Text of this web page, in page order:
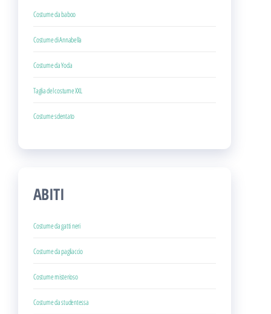
Costume da baboo
Costume di Annabella
Costume da Yoda
Taglia del costume XXL
Costume sdentato
ABITI
Costume da gatti neri
Costume da pagliaccio
Costume misterioso
Costume da studentessa